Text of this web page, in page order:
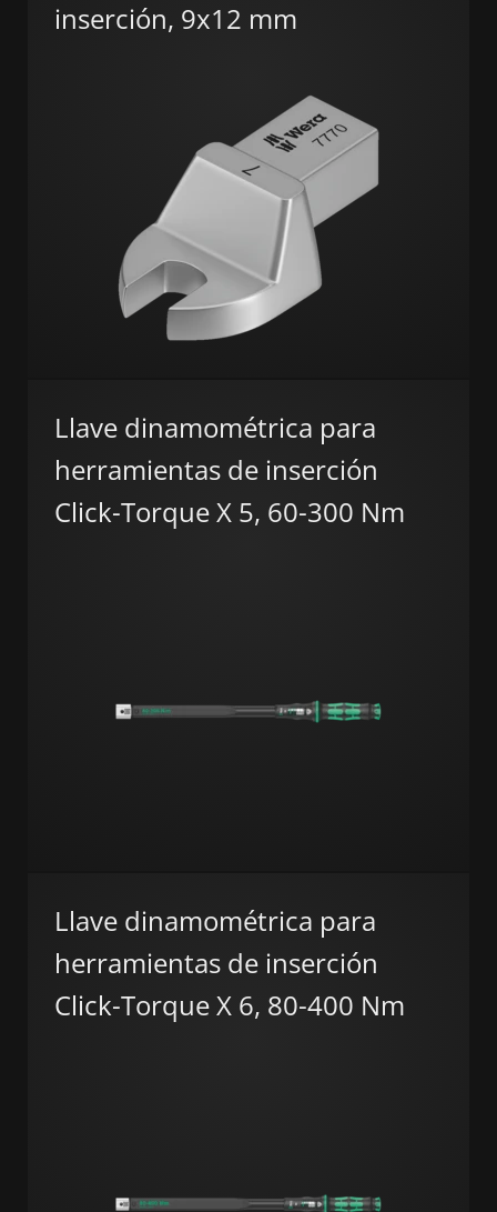
inserción, 9x12 mm
Llave dinamométrica para
herramientas de inserción
Click-Torque X 5, 60-300 Nm
Llave dinamométrica para
herramientas de inserción
Click-Torque X 6, 80-400 Nm